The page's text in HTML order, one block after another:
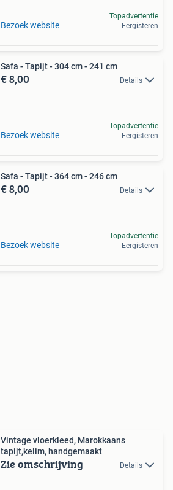
Bezoek website
Topadvertentie
Eergisteren
Safa - Tapijt - 304 cm - 241 cm
€ 8,00 Details
Bezoek website
Topadvertentie
Eergisteren
Safa - Tapijt - 364 cm - 246 cm
€ 8,00 Details
Bezoek website
Topadvertentie
Eergisteren
Vintage vloerkleed, Marokkaans
tapijt,kelim, handgemaakt
Zie omschrijving Details